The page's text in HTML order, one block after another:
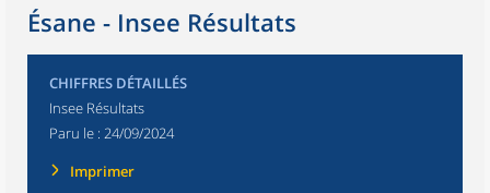
Ésane - Insee Résultats
CHIFFRES DÉTAILLÉS
Insee Résultats
Paru le : 24/09/2024
Imprimer